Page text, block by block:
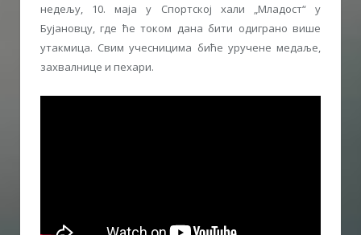
недељу, 10. маја у Спортској хали „Младост“ у
Бујановцу, где ће током дана бити одиграно више
утакмица. Свим учесницима биће уручене медаље,
захвалнице и пехари.